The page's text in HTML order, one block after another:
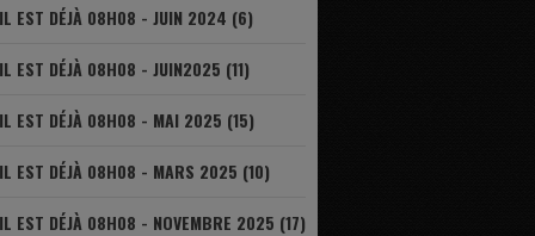
IL EST DÉJÀ 08H08 - JUIN 2024 (6)
IL EST DÉJÀ 08H08 - JUIN2025 (11)
IL EST DÉJÀ 08H08 - MAI 2025 (15)
IL EST DÉJÀ 08H08 - MARS 2025 (10)
IL EST DÉJÀ 08H08 - NOVEMBRE 2025 (17)